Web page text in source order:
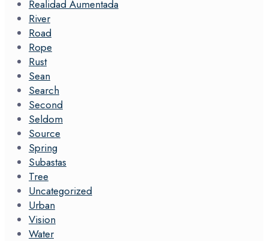
Realidad Aumentada
River
Road
Rope
Rust
Sean
Search
Second
Seldom
Source
Spring
Subastas
Tree
Uncategorized
Urban
Vision
Water